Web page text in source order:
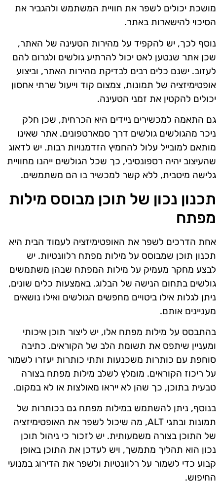
מושכת יכולים לשפר את חוויית המשתמש ולהגביר את
הסיכוי להישארות באתר.
נוסף לכך, יש להקפיד על מהירות הטעינה של האתר,
שכן אתר שנטען לאט יכול להרתיע גולשים ולגרום להם
לעזוב. ישנם כלים רבים לבדיקת מהירות האתר, וביצוע
אופטימיזציה של תמונות, צמצום קוד וייעול שרתי אחסון
יכולים להקטין את זמני הטעינה.
גם התאמה למכשירים ניידים היא הכרחית, שכן חלק
ניכר מהגולשים גולשים דרך סמארטפונים. אתר שאינו
מותאם למובייל עלול להחמיץ הזדמנויות רבות. יש לדאוג
שהעיצוב יהיה רספונסיבי, כך שכל הגולשים ייהנו מחוויית
גלישה מיטבית, ללא קשר למכשיר בו הם משתמשים.
תכנון נכון של תוכן מבוסס מילות
מפתח
אחת הדרכים לשפר את האופטימיזציה לעמוד הבית היא
תכנון תוכן שמבוסס על מילות מפתח רלוונטיות. יש
לבצע מחקר מעמיק על מילות המפתח שבהן משתמשים
גולשים בתחום הנישה של הבלוג. באמצעות כלים שונים,
ניתן לגלות אילו ביטויים מחפשים הגולשים ואילו נושאים
מעניינים אותם.
בהתבסס על מילות מפתח אלו, יש ליצור תוכן איכותי
ומעניין שיתפס את תשומת הלב של הקוראים. כתיבה
סוחפת עם כותרות משכנעות ותתי כותרות יעזרו לשמור
על ריכוז הקוראים. מומלץ לשלב מילות מפתח בצורה
טבעית בתוכן, כך שהן לא ייראו מאולצות או לא במקום.
בנוסף, ניתן להשתמש במילות מפתח גם בכותרות של
תמונות ובתגי ALT, מה שיכול לשפר את האופטימיזציה
של התוכן בצורה משמעותית. יש לזכור כי ניהול תוכן
נכון הוא תהליך מתמשך, ויש לעדכן את התוכן באופן
קבוע כדי לשמור על רלוונטיות ולשפר את הדירוג במנועי
החיפוש.